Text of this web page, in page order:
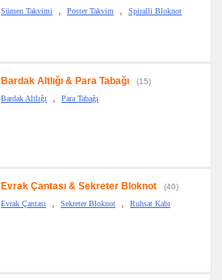
Sümen Takvimi , Poster Takvim , Spiralli Bloknot
Bardak Altlığı & Para Tabağı
(15)
Bardak Altlığı
, Para Tabağı
Evrak Çantası & Sekreter Bloknot
(40)
Evrak Çantası
, Sekreter Bloknot , Ruhsat Kabı